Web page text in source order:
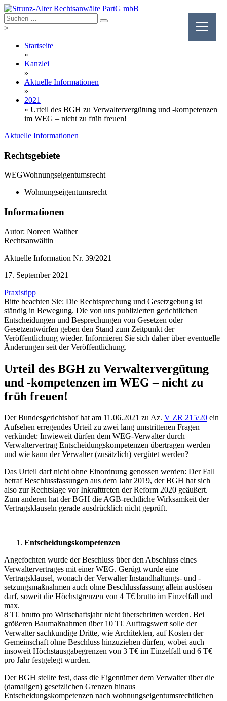
Skip
to
content
>
Startseite
»
Kanzlei
»
Aktuelle Informationen
»
2021
» Urteil des BGH zu Verwaltervergütung und -kompetenzen
im WEG – nicht zu früh freuen!
Aktuelle Informationen
Rechtsgebiete
WEGWohnungseigentumsrecht
Wohnungseigentumsrecht
Informationen
Autor: Noreen Walther
Rechtsanwältin
Aktuelle Information Nr. 39/2021
17. September 2021
Praxistipp
Bitte beachten Sie: Die Rechtsprechung und Gesetzgebung ist
ständig in Bewegung. Die von uns publizierten gerichtlichen
Entscheidungen und Besprechungen von Gesetzen oder
Gesetzentwürfen geben den Stand zum Zeitpunkt der
Veröffentlichung wieder. Informieren Sie sich daher über eventuelle
Änderungen seit der Veröffentlichung.
Urteil des BGH zu Verwaltervergütung
und -kompetenzen im WEG – nicht zu
früh freuen!
Der Bundesgerichtshof hat am 11.06.2021 zu Az. V ZR 215/20 ein
Aufsehen erregendes Urteil zu zwei lang umstrittenen Fragen
verkündet: Inwieweit dürfen dem WEG-Verwalter durch
Verwaltervertrag Entscheidungskompetenzen übertragen werden
und wie kann der Verwalter (zusätzlich) vergütet werden?
Das Urteil darf nicht ohne Einordnung genossen werden: Der Fall
betraf Beschlussfassungen aus dem Jahr 2019, der BGH hat sich
also zur Rechtslage vor Inkrafttreten der Reform 2020 geäußert.
Zum anderen hat der BGH die AGB-rechtliche Wirksamkeit der
Vertragsklauseln gerade ausdrücklich nicht geprüft.
Entscheidungskompetenzen
Angefochten wurde der Beschluss über den Abschluss eines
Verwaltervertrages mit einer WEG. Gerügt wurde eine
Vertragsklausel, wonach der Verwalter Instandhaltungs- und -
setzungsmaßnahmen auch ohne Beschlussfassung allein auslösen
darf, soweit die Höchstgrenzen von 4 T€ brutto im Einzelfall und
max.
8 T€ brutto pro Wirtschaftsjahr nicht überschritten werden. Bei
größeren Baumaßnahmen über 10 T€ Auftragswert solle der
Verwalter sachkundige Dritte, wie Architekten, auf Kosten der
Gemeinschaft ohne Beschluss hinzuziehen dürfen, wobei auch
insoweit Höchstausgabegrenzen von 3 T€ im Einzelfall und 6 T€
pro Jahr festgelegt wurden.
Der BGH stellte fest, dass die Eigentümer dem Verwalter über die
(damaligen) gesetzlichen Grenzen hinaus
Entscheidungskompetenzen nach wohnungseigentumsrechtlichen